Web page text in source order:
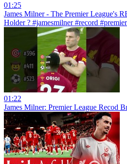
01:25
James Milner - The Premier League's
Holder ? #jamesmilner #record
01:22
James Milner: Premier League Recod